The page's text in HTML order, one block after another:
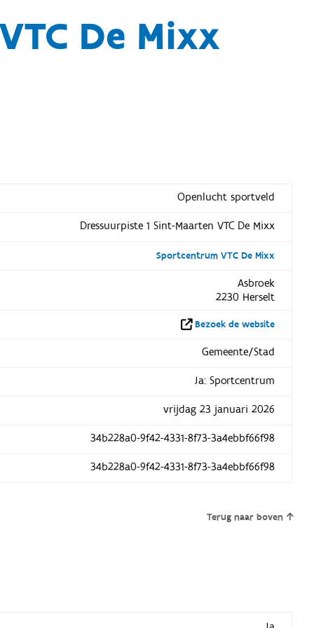
De Mixx
Openlucht sportveld
Dressuurpiste 1 Sint-Maarten VTC De Mixx
Sportcentrum VTC De Mixx
Asbroek
2230 Herselt
Bezoek de website
Gemeente/Stad
Ja: Sportcentrum
vrijdag 23 januari 2026
34b228a0-9f42-4331-8f73-3a4ebbf66f98
34b228a0-9f42-4331-8f73-3a4ebbf66f98
Terug naar boven